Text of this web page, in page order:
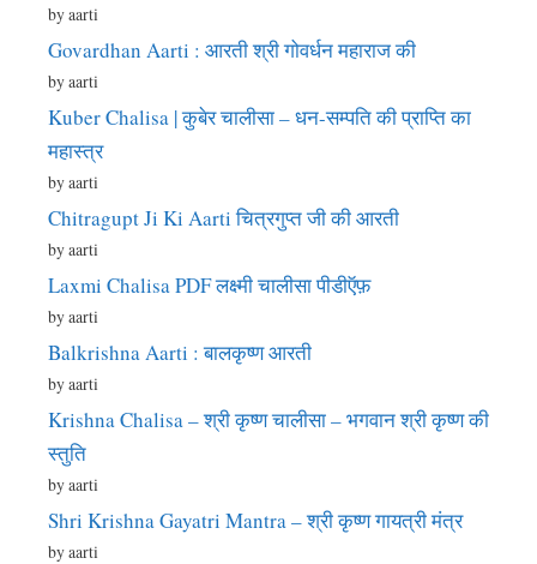
by aarti
Govardhan Aarti : आरती श्री गोवर्धन महाराज की
by aarti
Kuber Chalisa | कुबेर चालीसा – धन-सम्पति की प्राप्ति का
महास्त्र
by aarti
Chitragupt Ji Ki Aarti चित्रगुप्त जी की आरती
by aarti
Laxmi Chalisa PDF लक्ष्मी चालीसा पीडीऍफ़
by aarti
Balkrishna Aarti : बालकृष्ण आरती
by aarti
Krishna Chalisa – श्री कृष्ण चालीसा – भगवान श्री कृष्ण की
स्तुति
by aarti
Shri Krishna Gayatri Mantra – श्री कृष्ण गायत्री मंत्र
by aarti